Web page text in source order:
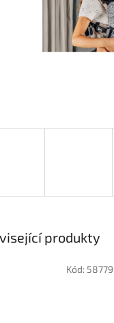
produkty
Kód: 58779